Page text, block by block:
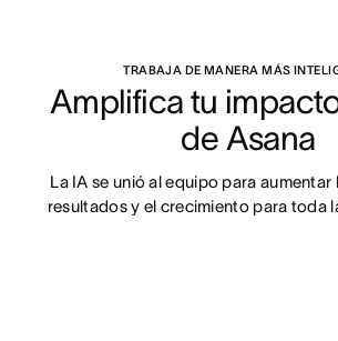
TRABAJA DE MANERA MÁS
Amplifica tu
de Asana
La IA se unió al equipo para aumentar
resultados y el crecimiento para toda